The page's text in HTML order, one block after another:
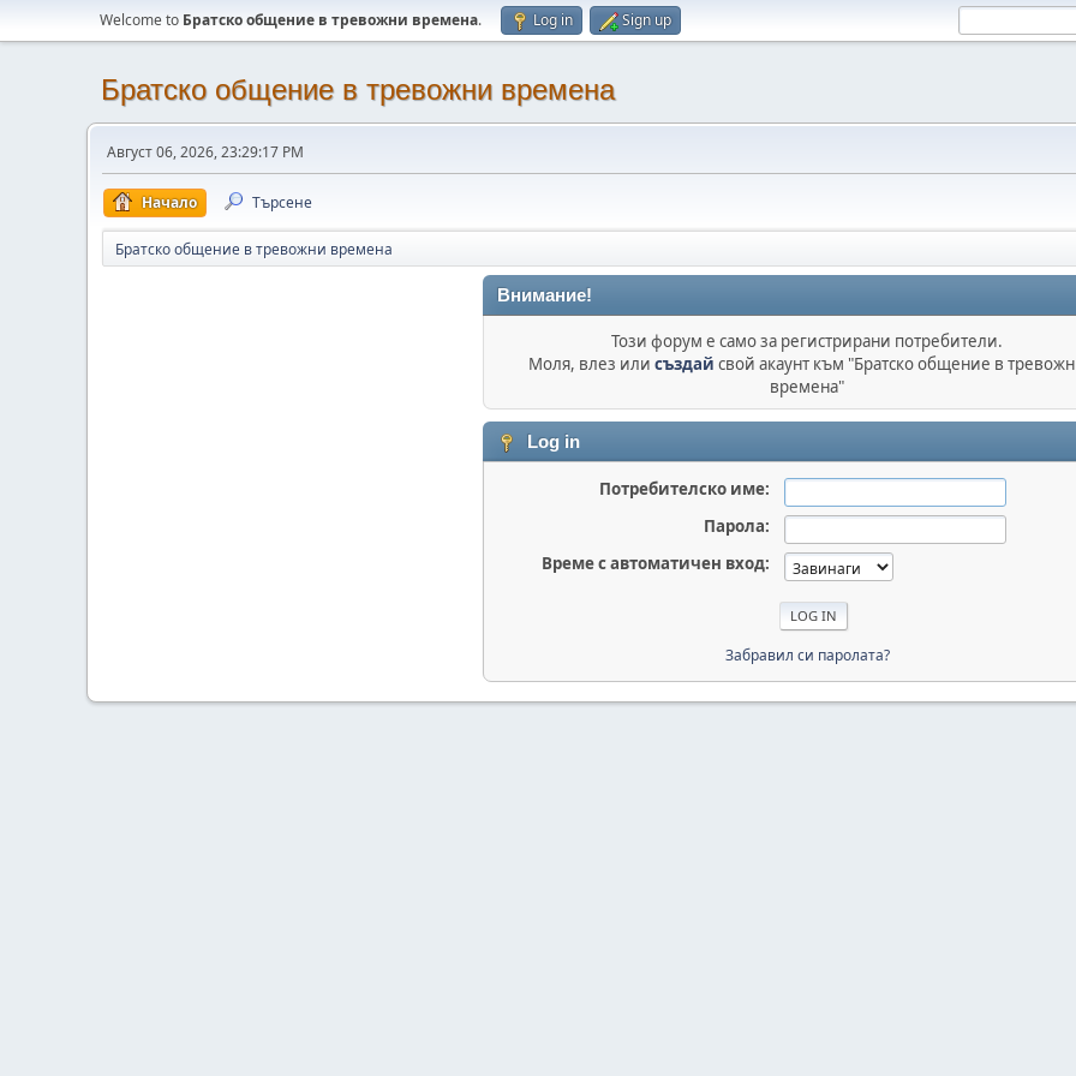
Welcome to Братско общение в тревожни времена. Log in Sign up
Братско общение в тревожни времена
Август 06, 2026, 23:29:17 PM
Начало Търсене
Братско общение в тревожни времена
Внимание!
Този форум е само за регистрирани потребители.
Моля, влез или създай свой акаунт към "Братско общение в
времена"
Log in
Потребителско име:
Парола:
Време с автоматичен вход:
Забравил си паролата?